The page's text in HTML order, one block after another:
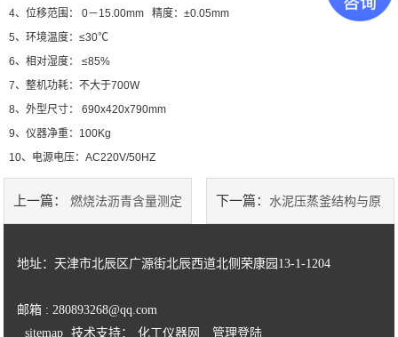
土工类试验仪器
建筑节能类试验仪器
塑料管材检测试验机
4、位移范围： 0－15.00mm 精度：±0.05mm
5、环境温度：≤30℃
6、相对湿度： ≤85%
7、整机功耗：不大于700W
8、外型尺寸： 690x420x790mm
9、仪器净重：100Kg
10、电源电压：AC220V/50HZ
上一篇： 燃烧法沥青含量测定 下一篇： 水泥压蒸釜结构与原
地址：天津市北辰区广源街北辰西道北侧荣康园13-1-1204
邮箱 : 280893268@qq.com
sitemap
技术支持： 化工仪器网 管理登陆